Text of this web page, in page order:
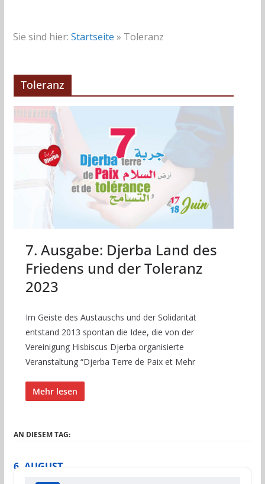
Sie sind hier: Startseite » Toleranz
Toleranz
7. Ausgabe: Djerba Land des
Friedens und der Toleranz
2023
Im Geiste des Austauschs und der Solidarität
entstand 2013 spontan die Idee, die von der
Vereinigung Hisbiscus Djerba organisierte
Veranstaltung “Djerba Terre de Paix et Mehr
Mehr lesen
AN DIESEM TAG:
6. AUGUST